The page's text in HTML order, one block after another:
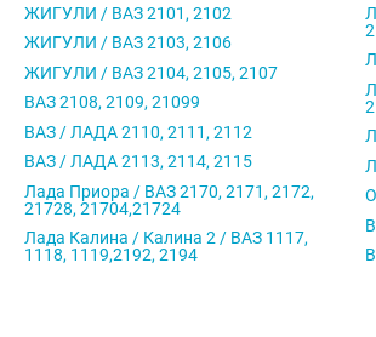
ЖИГУЛИ / ВАЗ 2101, 2102
ЖИГУЛИ / ВАЗ 2103, 2106
ЖИГУЛИ / ВАЗ 2104, 2105, 2107
ВАЗ 2108, 2109, 21099
ВАЗ / ЛАДА 2110, 2111, 2112
ВАЗ / ЛАДА 2113, 2114, 2115
Лада Приора / ВАЗ 2170, 2171, 2172,
21728, 21704,21724
Лада Калина / Калина 2 / ВАЗ 1117,
1118, 1119,2192, 2194